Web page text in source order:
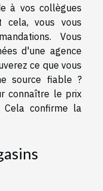
à vos collègues
vous vous
Vous
d'une agence
ce que vous
source fiable ?
connaître le prix
confirme la